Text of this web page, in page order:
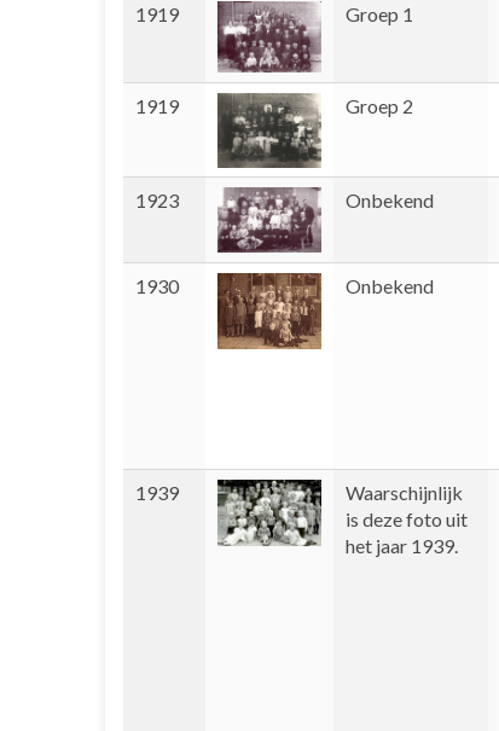
1919 Groep 1
1919 Groep 2
1923 Onbekend
1930 Onbekend
1939
Waarschijnlijk
is deze foto uit
het jaar 1939.